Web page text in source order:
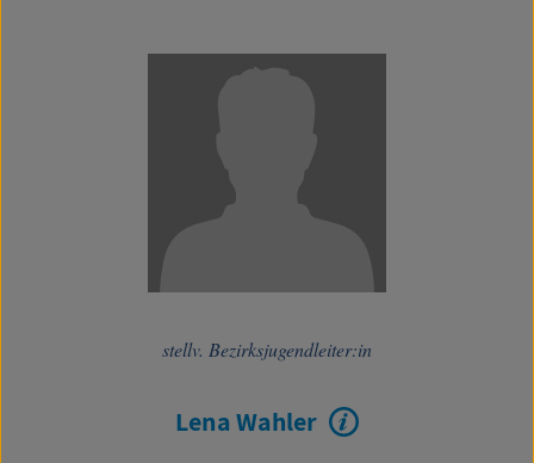
stellv. Bezirksjugendleiter:in
Lena Wahler